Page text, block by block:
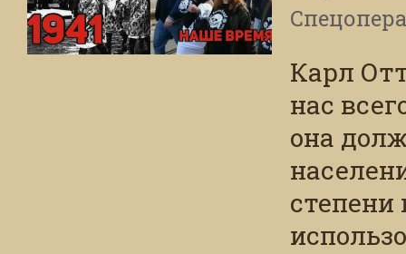
Карл
нас
она
степени